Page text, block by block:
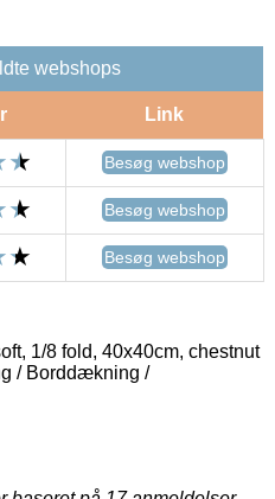
webshops
Link
Besøg webshop
Besøg webshop
Besøg webshop
1/8 fold, 40x40cm, chestnut
/ Borddækning /